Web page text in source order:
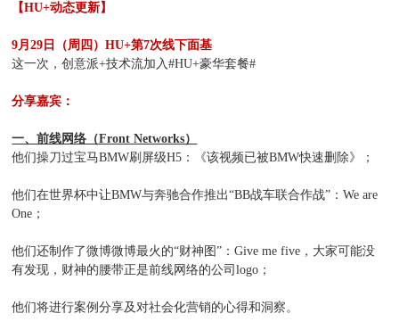
【HU+动态更新】
9月29日（周四）HU+第7次线下面基
这一次，创意派+技术流加入#HU+豪华套餐#
分享嘉宾：
一、前线网络（Front Networks）
他们操刀过宝马BMW刷屏级H5：《该视频已被BMW快速删除》；
他们在世界杯中让BMW与奔驰合作推出“BB战车联合作战”：We are
One；
他们还制作了微博微博最火的“财神图”：Give me five，大家可能没
有发现，财神的腰带正是前线网络的公司logo；
他们将进行案例分享及对社会化营销的心得和洞察。